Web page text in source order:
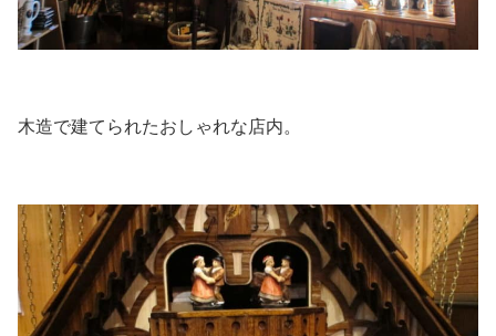
木造で建てられたおしゃれな店内。